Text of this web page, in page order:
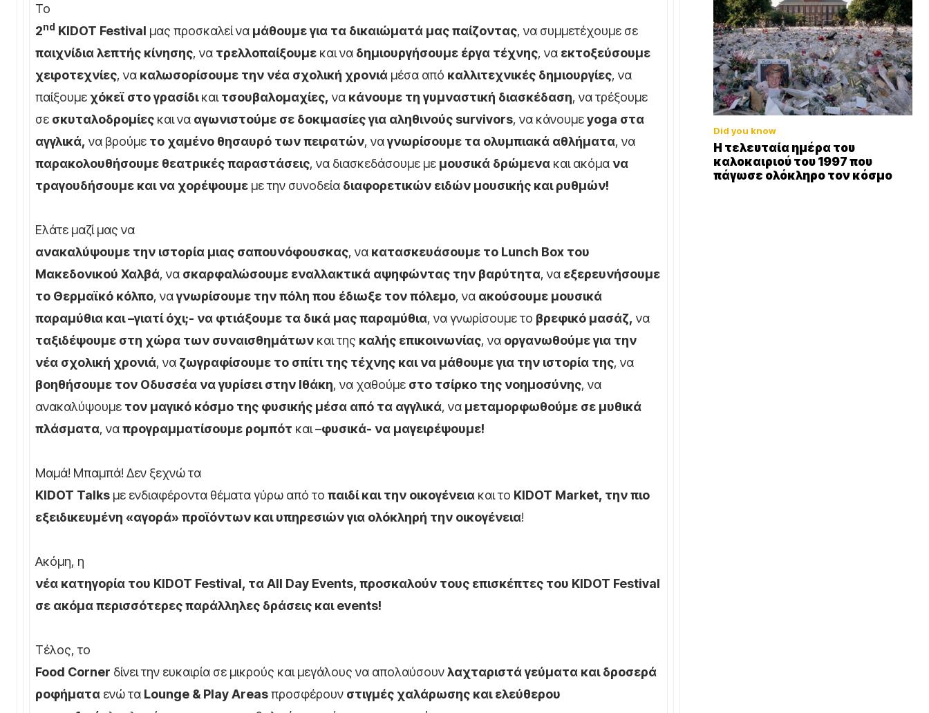
Το
2nd KIDOT Festival μας προσκαλεί να μάθουμε για τα δικαιώματά μας παίζοντας, να συμμετέχουμε σε
παιχνίδια λεπτής κίνησης, να τρελλοπαίξουμε και να δημιουργήσουμε έργα τέχνης, να εκτοξεύσουμε
χειροτεχνίες, να καλωσορίσουμε την νέα σχολική χρονιά μέσα από καλλιτεχνικές δημιουργίες, να
παίξουμε χόκεϊ στο γρασίδικαιτσουβαλομαχίες, να κάνουμε τη γυμναστική διασκέδαση, να τρέξουμε
σε σκυταλοδρομίες και να αγωνιστούμε σε δοκιμασίες για αληθινούς survivors, να κάνουμεyoga στα
αγγλικά, να βρούμε το χαμένο θησαυρό των πειρατών, ναγνωρίσουμε τα ολυμπιακά αθλήματα, να
παρακολουθήσουμε θεατρικές παραστάσεις, να διασκεδάσουμε με μουσικά δρώμενα και ακόμανα
τραγουδήσουμε και να χορέψουμε με την συνοδεία διαφορετικών ειδών μουσικής και ρυθμών!
Ελάτε μαζί μας να
ανακαλύψουμε την ιστορία μιας σαπουνόφουσκας, να κατασκευάσουμε το Lunch Box του
Μακεδονικού Χαλβά, να σκαρφαλώσουμε εναλλακτικά αψηφώντας την βαρύτητα, να εξερευνήσουμε
το Θερμαϊκό κόλπο, ναγνωρίσουμε την πόλη που έδιωξε τον πόλεμο, να ακούσουμε μουσικά
παραμύθια και –γιατί όχι;- να φτιάξουμε τα δικά μας παραμύθια, να γνωρίσουμε το βρεφικό μασάζ, να
ταξιδέψουμε στη χώρα των συναισθημάτων και της καλής επικοινωνίας, να οργανωθούμε για την
νέα σχολική χρονιά, να ζωγραφίσουμε το σπίτι της τέχνης και να μάθουμε για την ιστορία της, να
βοηθήσουμε τον Οδυσσέα να γυρίσει στην Ιθάκη, να χαθούμε στο τσίρκο της νοημοσύνης, να
ανακαλύψουμε τον μαγικό κόσμο της φυσικής μέσα από τα αγγλικά, να μεταμορφωθούμε σε μυθικά
πλάσματα, ναπρογραμματίσουμε ρομπότ και –φυσικά- να μαγειρέψουμε!
Μαμά! Μπαμπά! Δεν ξεχνώ τα
KIDOT Talks με ενδιαφέροντα θέματα γύρω από το παιδί και την οικογένεια και το KIDOT Market, την πιο
εξειδικευμένη «αγορά» προϊόντων και υπηρεσιών για ολόκληρή την οικογένεια!
Ακόμη, η
νέα κατηγορία του KIDOT Festival, ταAll Day Events, προσκαλούν τους επισκέπτες του KIDOT Festival
σε ακόμα περισσότερες παράλληλες δράσεις καιevents!
Τέλος, το
Food Corner δίνει την ευκαιρία σε μικρούς και μεγάλους να απολαύσουνλαχταριστά γεύματα και δροσερά
ροφήματα ενώ τα Lounge & PlayAreasπροσφέρουν στιγμές χαλάρωσης και ελεύθερου
Did you know
Η τελευταία ημέρα του
καλοκαιριού του 1997 που
πάγωσε ολόκληρο τον κόσμο